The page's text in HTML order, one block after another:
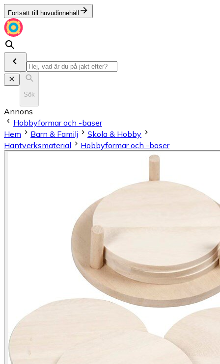
Fortsätt till huvudinnehåll
Sök
Annons
Hobbyformar och -baser
Hem
Barn & Familj
Skola & Hobby
Hantverksmaterial
Hobbyformar och -baser